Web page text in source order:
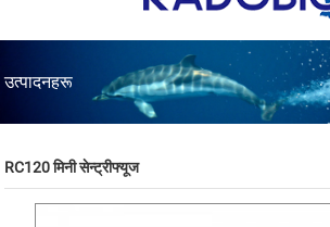
उत्पादनहरू
RC120 मिनी सेन्ट्रीफ्यूज